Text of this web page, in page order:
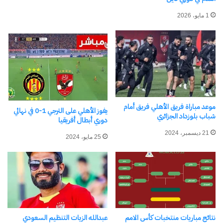
1 مايو، 2026
موعد مباراة فريق الأهلي فريق أمام
شباب بلوزداد الجزائري
21 ديسمبر، 2024
يفوز الأهلي على الترجي 1-0 في نهائي
دوري أبطال أفريقيا
25 مايو، 2024
نتائج مباريات منتخبات كأس الامم
عبدالله الزيات التنظيم السعودي